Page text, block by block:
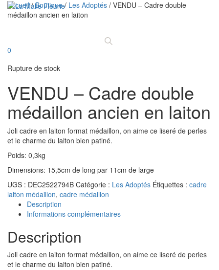
0
Accueil/Boutique/ Les Adoptés / VENDU – Cadre double
médaillon ancien en laiton
Rupture de stock
VENDU – Cadre double
médaillon ancien en laiton
Joli cadre en laiton format médaillon, on aime ce liseré de perles
et le charme du laiton bien patiné.
Poids: 0,3kg
Dimensions: 15,5cm de long par 11cm de large
UGS : DEC2522794B Catégorie : Les Adoptés Étiquettes : cadre
laiton médaillon, cadre médaillon
Description
Informations complémentaires
Description
Joli cadre en laiton format médaillon, on aime ce liseré de perles
et le charme du laiton bien patiné.